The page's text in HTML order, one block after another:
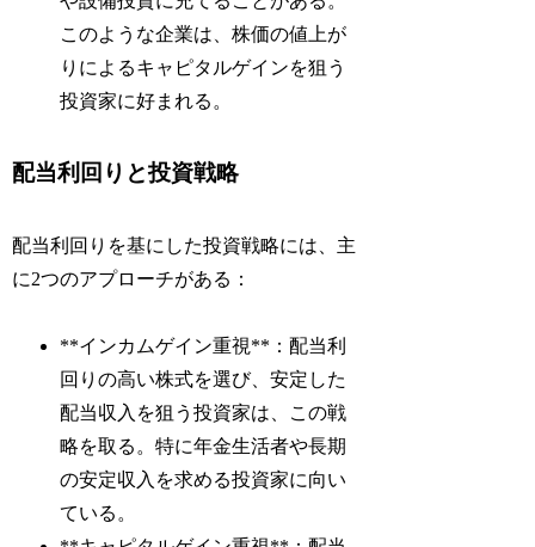
このような企業は、株価の値上が
りによるキャピタルゲインを狙う
投資家に好まれる。
配当利回りと投資戦略
配当利回りを基にした投資戦略には、主
に2つのアプローチがある：
**インカムゲイン重視**：配当利
回りの高い株式を選び、安定した
配当収入を狙う投資家は、この戦
略を取る。特に年金生活者や長期
の安定収入を求める投資家に向い
ている。